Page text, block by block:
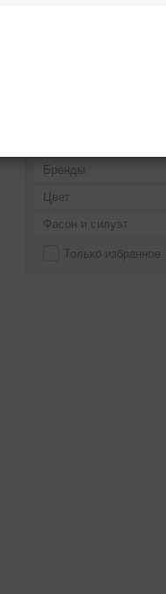
Бренды
Цвет
Фасон и силуэт
Только избранное